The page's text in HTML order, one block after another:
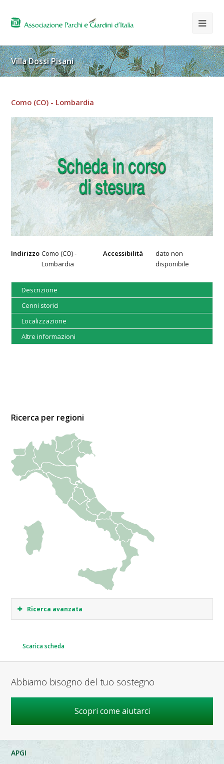
Villa Dossi Pisani
Como (CO) - Lombardia
Indirizzo Como (CO) -
Lombardia
Accessibilità
dato non
disponibile
Descrizione
Cenni storici
Localizzazione
Altre informazioni
Ricerca per regioni
Ricerca avanzata
Scarica scheda
Abbiamo bisogno del tuo sostegno
Scopri come aiutarci
APGI